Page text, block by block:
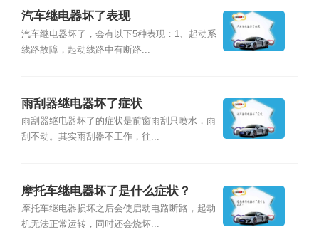
汽车继电器坏了表现
汽车继电器坏了，会有以下5种表现：1、起动系
线路故障，起动线路中有断路...
雨刮器继电器坏了症状
雨刮器继电器坏了的症状是前窗雨刮只喷水，雨
刮不动。其实雨刮器不工作，往...
摩托车继电器坏了是什么症状？
摩托车继电器损坏之后会使启动电路断路，起动
机无法正常运转，同时还会烧坏...